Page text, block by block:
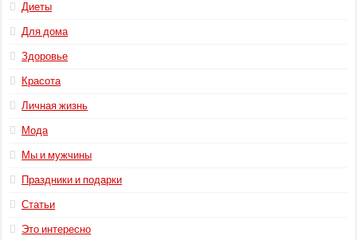
Диеты
Для дома
Здоровье
Красота
Личная жизнь
Мода
Мы и мужчины
Праздники и подарки
Статьи
Это интересно